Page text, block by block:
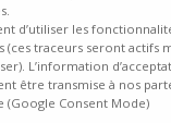
disponibles, notre
types de véhicules.
solutions disponibles et
à ses attentes, qu'il
longévité ou la
d’utiliser les
(ces traceurs seront actifs
L’information
être transmise à nos
(Google Consent Mode)